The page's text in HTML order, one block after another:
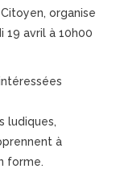
Citoyen, organise
19 avril à 10h00
ludiques,
à
forme.